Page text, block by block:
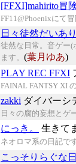
[FFXI]mahirito冒
FF11@Phoenixにて
日々徒然だいあり
徒然な日常。音ゲー(
ます。 (葉月ゆあ)
PLAY REC FFXI
FAINAL FANTSY XI
zakki ダイバーシ
日々の腐的妄想とゲ
にっき。 生きて
ネオロマ系の日記で
こっそりらぐな